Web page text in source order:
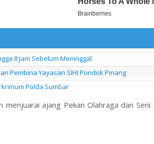
8 Jam Sebelum Meninggal
Pembina Yayasan SIHI Pondok Pinang
Polda Sumbar
ajang Pekan Olahraga dan Seni